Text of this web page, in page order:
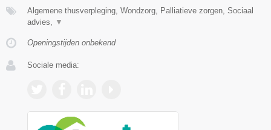
Algemene thusverpleging, Wondzorg, Palliatieve zorgen, Sociaal
advies,
▼
Openingstijden onbekend
Sociale media: